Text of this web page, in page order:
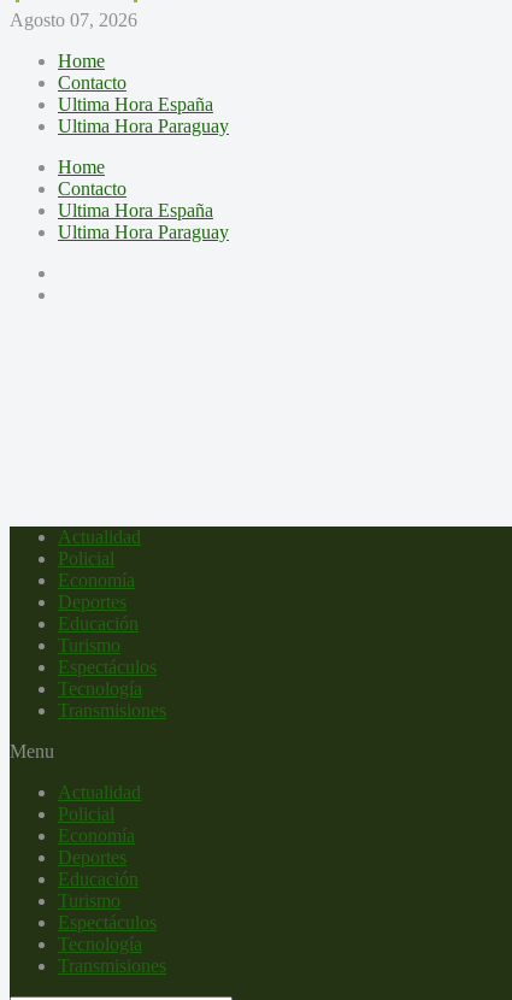
Agosto 07, 2026
Home
Contacto
Ultima Hora España
Ultima Hora Paraguay
Home
Contacto
Ultima Hora España
Ultima Hora Paraguay
Actualidad
Policial
Economía
Deportes
Educación
Turismo
Espectáculos
Tecnología
Transmisiones
Menu
Actualidad
Policial
Economía
Deportes
Educación
Turismo
Espectáculos
Tecnología
Transmisiones